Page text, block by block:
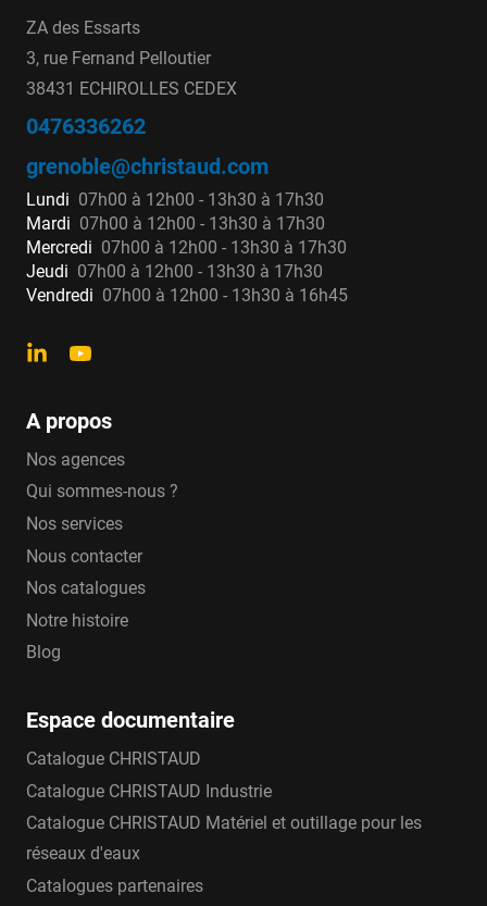
ZA des Essarts
3, rue Fernand Pelloutier
38431 ECHIROLLES CEDEX
0476336262
grenoble@christaud.com
Lundi 07h00 à 12h00 - 13h30 à 17h30
Mardi 07h00 à 12h00 - 13h30 à 17h30
Mercredi 07h00 à 12h00 - 13h30 à 17h30
Jeudi 07h00 à 12h00 - 13h30 à 17h30
Vendredi 07h00 à 12h00 - 13h30 à 16h45
A propos
Nos agences
Qui sommes-nous ?
Nos services
Nous contacter
Nos catalogues
Notre histoire
Blog
Espace documentaire
Catalogue CHRISTAUD
Catalogue CHRISTAUD Industrie
Catalogue CHRISTAUD Matériel et outillage pour les
réseaux d'eaux
Catalogues partenaires